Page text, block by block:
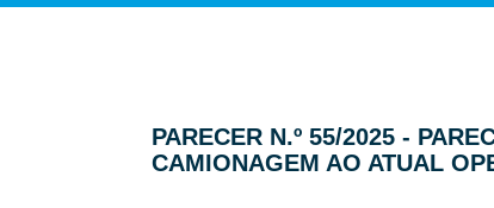
PARECER N.º 55/2025 -
CAMIONAGEM AO ATUAL